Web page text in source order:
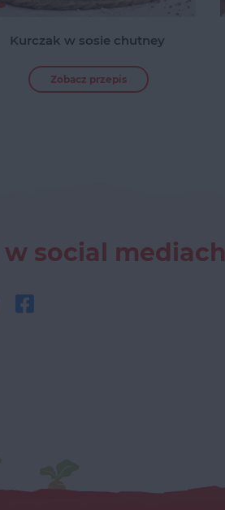
Kurczak w sosie chutney
Zobacz przepis
social mediach